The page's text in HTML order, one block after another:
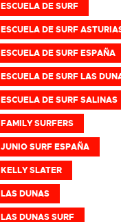
ESCUELA DE SURF
ESCUELA DE SURF
ESCUELA DE SURF ESPAÑA
ESCUELA DE SURF LAS
ESCUELA DE SURF SALINAS
FAMILY SURFERS
JUNIO SURF ESPAÑA
KELLY SLATER
LAS DUNAS
LAS DUNAS SURF